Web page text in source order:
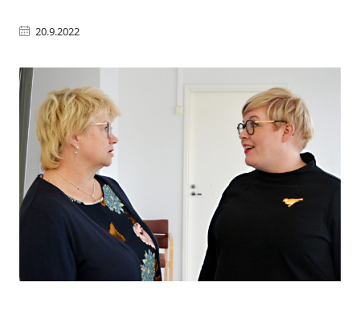
20.9.2022